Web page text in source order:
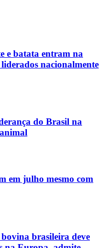
e batata entram na
nacionalmente
do Brasil na
em julho mesmo com
brasileira deve